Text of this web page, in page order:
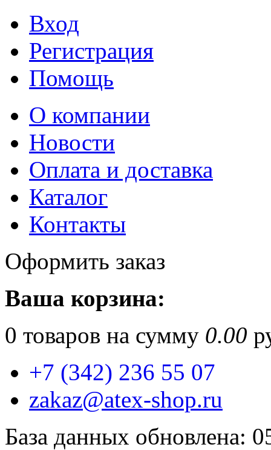
Вход
Регистрация
Помощь
О компании
Новости
Оплата и доставка
Каталог
Контакты
Оформить заказ
Ваша корзина:
0 товаров на сумму 0.00
+7 (342) 236 55 07
zakaz@atex-shop.ru
База данных обновлена: